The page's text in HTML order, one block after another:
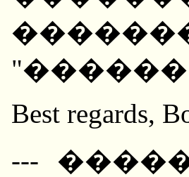
Best regards,
---